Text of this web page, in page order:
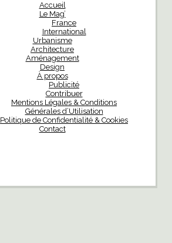
Accueil
Le Mag’
France
International
Urbanisme
Architecture
Aménagement
Design
À propos
Publicité
Contribuer
Mentions Légales & Conditions
Générales d’Utilisation
Politique de Confidentialité & Cookies
Contact